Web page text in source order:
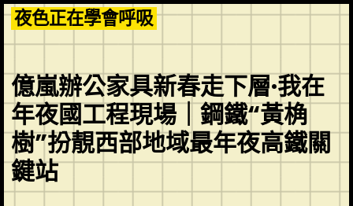
Skip
to
content
夜色正在學會呼吸
億嵐辦公家具新春走下層·我在
年夜國工程現場｜鋼鐵“黃桷
樹”扮靚西部地域最年夜高鐵關
鍵站